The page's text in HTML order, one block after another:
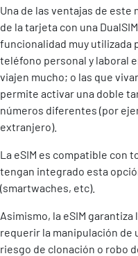
Una de las ventajas de
de la tarjeta con una
funcionalidad muy utilizada
teléfono personal y laboral
viajen mucho; o las que
permite activar una doble
números diferentes (por
extranjero).
La eSIM es compatible con
tengan integrado esta
(smartwaches, etc).
Asimismo, la eSIM
requerir la manipulación de
riesgo de clonación o robo